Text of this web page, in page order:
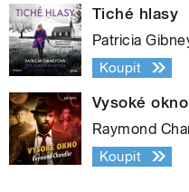
Tiché hlasy
Patricia
Koupit
Vysoké okno
Raymond
Koupit